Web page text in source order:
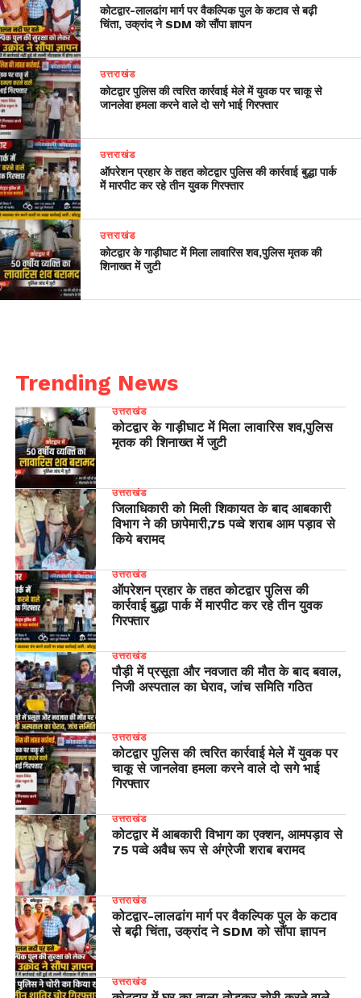
​कोटद्वार-लालढांग मार्ग पर वैकल्पिक पुल के कटाव से बढ़ी
चिंता, उक्रांद ने SDM को सौंपा ज्ञापन
उत्तराखंड
कोटद्वार पुलिस की त्वरित कार्रवाई मेले में युवक पर चाकू से
जानलेवा हमला करने वाले दो सगे भाई गिरफ्तार
उत्तराखंड
ऑपरेशन प्रहार के तहत कोटद्वार पुलिस की कार्रवाई बुद्धा पार्क
में मारपीट कर रहे तीन युवक गिरफ्तार
उत्तराखंड
कोटद्वार के गाड़ीघाट में मिला लावारिस शव,पुलिस मृतक की
शिनाख्त में जुटी
Trending News
उत्तराखंड
कोटद्वार के गाड़ीघाट में मिला लावारिस शव,पुलिस
मृतक की शिनाख्त में जुटी
उत्तराखंड
जिलाधिकारी को मिली शिकायत के बाद आबकारी
विभाग ने की छापेमारी,75 पव्वे शराब आम पड़ाव से
किये बरामद
उत्तराखंड
ऑपरेशन प्रहार के तहत कोटद्वार पुलिस की
कार्रवाई बुद्धा पार्क में मारपीट कर रहे तीन युवक
गिरफ्तार
उत्तराखंड
पौड़ी में प्रसूता और नवजात की मौत के बाद बवाल,
निजी अस्पताल का घेराव, जांच समिति गठित
उत्तराखंड
कोटद्वार पुलिस की त्वरित कार्रवाई मेले में युवक पर
चाकू से जानलेवा हमला करने वाले दो सगे भाई
गिरफ्तार
उत्तराखंड
कोटद्वार में आबकारी विभाग का एक्शन, आमपड़ाव से
75 पव्वे अवैध रूप से अंग्रेजी शराब बरामद
उत्तराखंड
​कोटद्वार-लालढांग मार्ग पर वैकल्पिक पुल के कटाव
से बढ़ी चिंता, उक्रांद ने SDM को सौंपा ज्ञापन
उत्तराखंड